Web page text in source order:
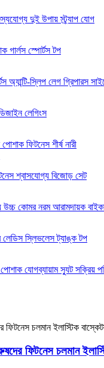
ফিটনেস চলমান